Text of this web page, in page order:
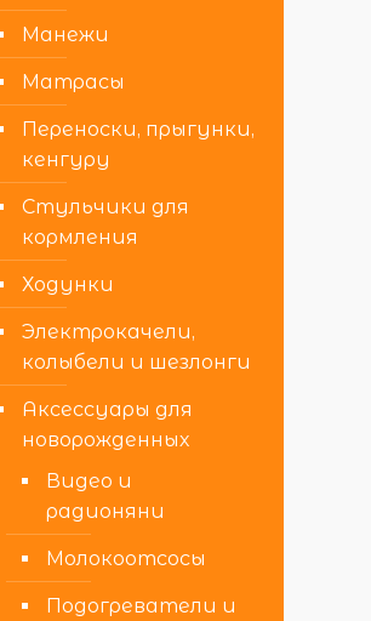
Манежи
Матрасы
Переноски, прыгунки,
кенгуру
Стульчики для
кормления
Ходунки
Электрокачели,
колыбели и шезлонги
Аксессуары для
новорожденных
Видео и
радионяни
Молокоотсосы
Подогреватели и